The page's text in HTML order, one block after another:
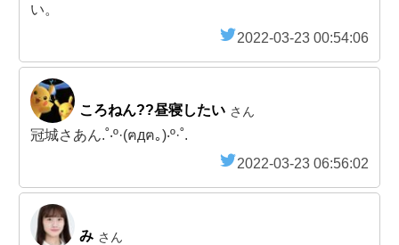
い。
2022-03-23 00:54:06
ころねん??昼寝したい さん
冠城さあん.˚‧º·(ฅдฅ｡)‧º·˚.
2022-03-23 06:56:02
み さん